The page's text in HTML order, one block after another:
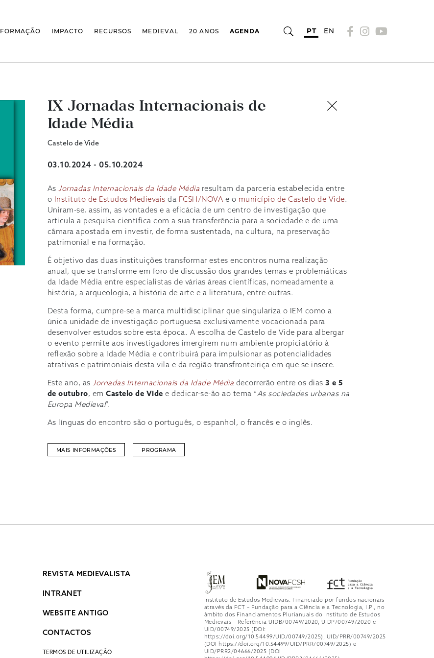
FORMAÇÃO
FORMAÇÃO AO LONGO DA VIDA
FORMAÇÃO INTERNA
IMPACTO
CONFERÊNCIA IEM
ARQUIVO DE EVENTOS
RECURSOS
BIBLIOTECA DIGITAL
BIBLIOTECA IEM
INFRAESTRUTURA ROSSIO
MEDIEVAL 20 ANOS AGENDA PT EN
IX Jornadas Internacionais de
Idade Média
Castelo de Vide
03.10.2024 - 05.10.2024
As Jornadas Internacionais da Idade Média resultam da parceria estabelecida entre
o Instituto de Estudos Medievais da FCSH/NOVA e o município de Castelo de Vide.
Uniram-se, assim, as vontades e a eficácia de um centro de investigação que
articula a pesquisa científica com a sua transferência para a sociedade e de uma
câmara apostada em investir, de forma sustentada, na cultura, na preservação
patrimonial e na formação.
É objetivo das duas instituições transformar estes encontros numa realização
anual, que se transforme em foro de discussão dos grandes temas e problemáticas
da Idade Média entre especialistas de várias áreas científicas, nomeadamente a
história, a arqueologia, a história de arte e a literatura, entre outras.
Desta forma, cumpre-se a marca multidisciplinar que singulariza o IEM como a
única unidade de investigação portuguesa exclusivamente vocacionada para
desenvolver estudos sobre esta época. A escolha de Castelo de Vide para albergar
o evento permite aos investigadores imergirem num ambiente propiciatório à
reflexão sobre a Idade Média e contribuirá para impulsionar as potencialidades
atrativas e patrimoniais desta vila e da região transfronteiriça em que se insere.
Este ano, asJornadas Internacionais da Idade Média decorrerão entre os dias3 e 5
de outubro, emCastelo de Vide e dedicar-se-ão ao tema “As sociedades urbanas na
Europa Medieval”.
As línguas do encontro são o português, o espanhol, o francês e o inglês.
MAIS INFORMAÇÕES PROGRAMA
REVISTA MEDIEVALISTA
INTRANET
WEBSITE ANTIGO
CONTACTOS
TERMOS DE UTILIZAÇÃO
Instituto de Estudos Medievais. Financiado por fundos nacionais
através da FCT – Fundação para a Ciência e a Tecnologia, I.P., no
âmbito dos Financiamentos Plurianuais do Instituto de Estudos
Medievais – Referência UIDB/00749/2020, UIDP/00749/2020 e
UID/00749/2025 (DOI:
https://doi.org/10.54499/UID/00749/2025), UID/PRR/00749/2025
(DOI https://doi.org/10.54499/UID/PRR/00749/2025) e
UID/PRR2/04666/2025 (DOI